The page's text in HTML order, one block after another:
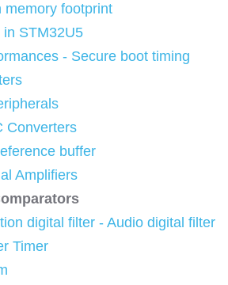
memory footprint
STM32U5
- Secure boot timing
Converters
buffer
Amplifiers
digital filter - Audio digital filter
Timer